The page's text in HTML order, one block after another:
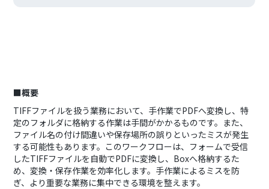
■概要
TIFFファイルを扱う業務において、手作業でPDFへ変換し、特
定のフォルダに格納する作業は手間がかかるものです。また、
ファイル名の付け間違いや保存場所の誤りといったミスが発生
する可能性もあります。このワークフローは、フォームで受信
したTIFFファイルを自動でPDFに変換し、Boxへ格納するた
め、変換・保存作業を効率化します。手作業によるミスを防
ぎ、より重要な業務に集中できる環境を整えます。